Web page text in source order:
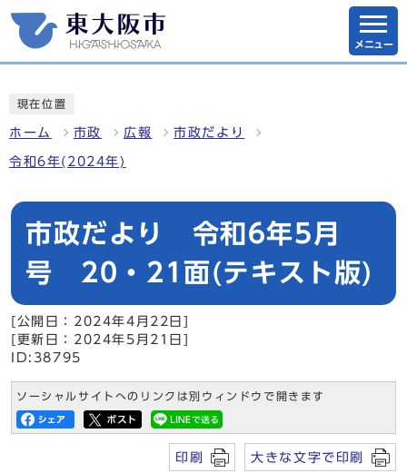
メニュー
現在位置
ホーム 市政 広報 市政だより
令和6年(2024年)
市政だより 令和6年5月
号 20・21面(テキスト版)
[公開日：2024年4月22日]
[更新日：2024年5月21日]
ID:38795
ソーシャルサイトへのリンクは別ウィンドウで開きます
印刷 大きな文字で印刷